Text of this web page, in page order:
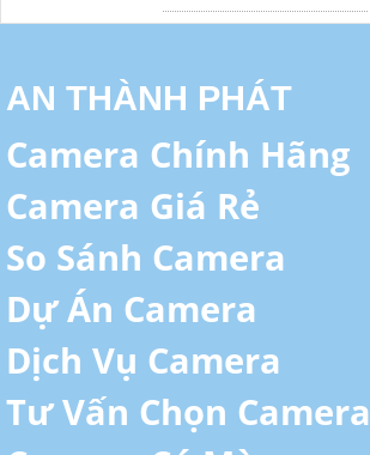
AN THÀNH PHÁT
Camera Chính Hãng
Camera Giá Rẻ
So Sánh Camera
Dự Án Camera
Dịch Vụ Camera
Tư Vấn Chọn Camera